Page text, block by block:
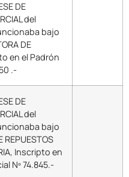
DE
del
bajo
DE
en el Padrón
.-
DE
del
bajo
REPUESTOS
Inscripto en
Nº 74.845.-